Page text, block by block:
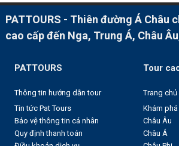
PATTOURS - Thiên đường Á Châu
cao cấp đến Nga, Trung Á, Châu
PATTOURS
Thông tin hướng dẫn tour
Tin tức Pat Tours
Bảo vệ thông tin cá nhân
Quy định thanh toán
Tour
Trang chủ
Khám
Châu Âu
Châu Á